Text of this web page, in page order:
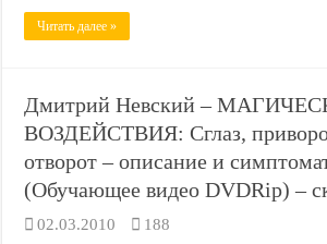
Читать далее »
Дмитрий Невский –
ВОЗДЕЙСТВИЯ: Сглаз,
отворот – описание и
(Обучающее видео DVDRip) –
02.03.2010 188